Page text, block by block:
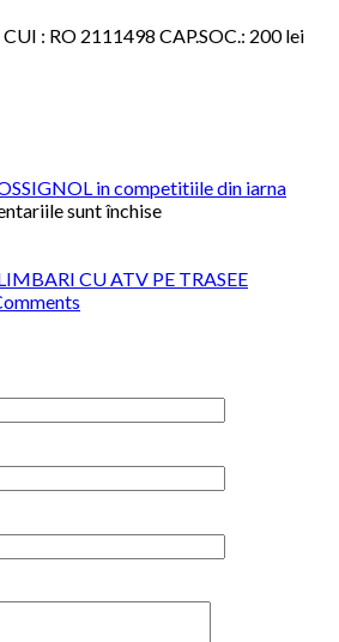
: RO 2111498 CAP.SOC.: 200 lei
in competitiile din iarna
sunt închisepentru
in
CU ATV PE TRASEE